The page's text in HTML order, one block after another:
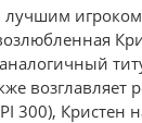
лучшим
возглавляет
300), Кристен